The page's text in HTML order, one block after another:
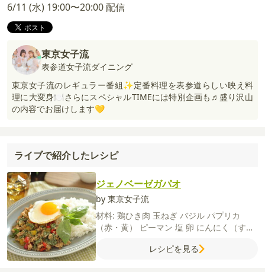
6/11 (水) 19:00〜20:00 配信
東京女子流
表参道女子流ダイニング
東京女子流のレギュラー番組✨定番料理を表参道らしい映え料
理に大変身🍽️さらにスペシャルTIMEには特別企画も♬盛り沢山
の内容でお届けします💛
ライブで紹介したレシピ
ジェノベーゼガパオ
by 東京女子流
材料: 鶏ひき肉 玉ねぎ バジル パプリカ
（赤・黄）
ピーマン 塩 卵 にんにく（すり
【A】水しょうゆオイスターソ
レシピを見る